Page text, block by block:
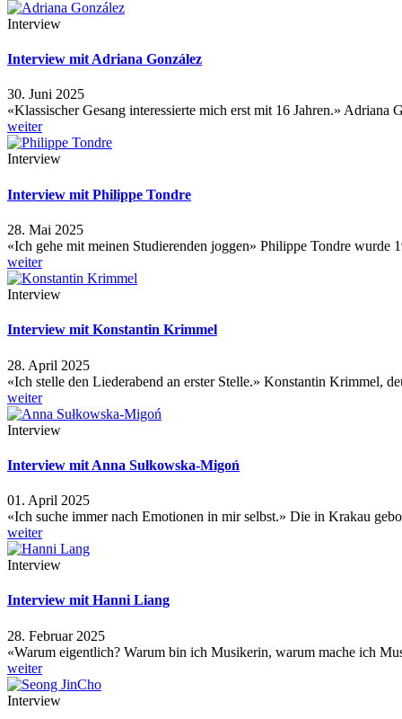
Interview
Interview mit Adriana González
30. Juni 2025
«Klassischer Gesang interessierte mich erst mit 16 Jahren.» Adriana
weiter
Interview
Interview mit Philippe Tondre
28. Mai 2025
«Ich gehe mit meinen Studierenden joggen» Philippe Tondre wurde
weiter
Interview
Interview mit Konstantin Krimmel
28. April 2025
«Ich stelle den Liederabend an erster Stelle.» Konstantin Krimmel,
weiter
Interview
Interview mit Anna Sułkowska-Migoń
01. April 2025
«Ich suche immer nach Emotionen in mir selbst.» Die in Krakau
weiter
Interview
Interview mit Hanni Liang
28. Februar 2025
«Warum eigentlich? Warum bin ich Musikerin, warum mache ich
weiter
Interview